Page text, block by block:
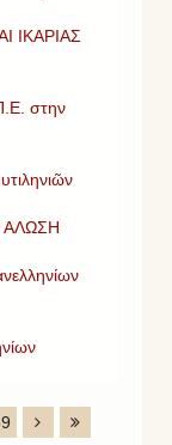
ΙΚΑΡΙΑΣ
στην
ΑΛΩΣΗ